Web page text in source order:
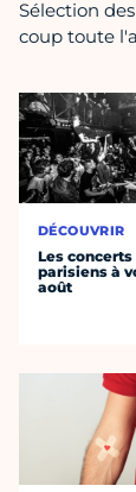
Sélection
coup toute
DÉCOUVRIR
Les concerts
parisiens à
août